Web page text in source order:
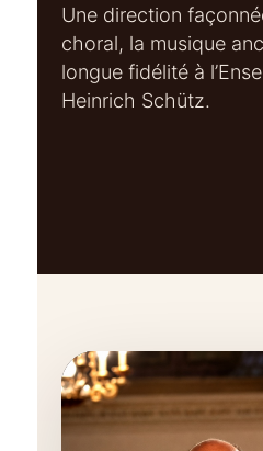
Une direction
choral, la musique
longue fidélité à
Heinrich Schütz.